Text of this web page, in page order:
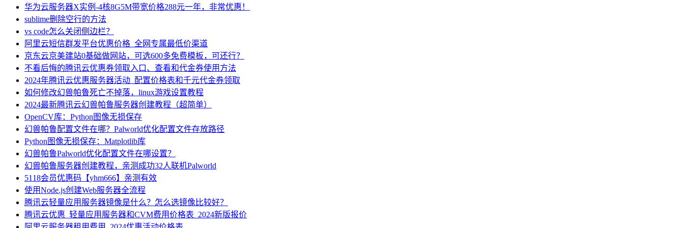
华为云服务器X实例-4核8G5M带宽价格288元一年，非常优惠！
sublime删除空行的方法
vs code怎么关闭侧边栏？
阿里云短信群发平台优惠价格_全网专属最低价渠道
京东云京美建站0基础做网站，可选600多免费模板，可还行？
不看后悔的腾讯云优惠券领取入口、查看和代金券使用方法
2024年腾讯云优惠服务器活动_配置价格表和千元代金券领取
如何修改幻兽帕鲁死亡不掉落，linux游戏设置教程
2024最新腾讯云幻兽帕鲁服务器创建教程（超简单）
OpenCV库：Python图像无损保存
幻兽帕鲁配置文件在哪？Palworld优化配置文件存放路径
Python图像无损保存：Matplotlib库
幻兽帕鲁Palworld优化配置文件在哪设置？
幻兽帕鲁服务器创建教程，亲测成功32人联机Palworld
5118会员优惠码【yhm666】亲测有效
使用Node.js创建Web服务器全流程
腾讯云轻量应用服务器镜像是什么？怎么选镜像比较好？
腾讯云优惠_轻量应用服务器和CVM费用价格表_2024新版报价